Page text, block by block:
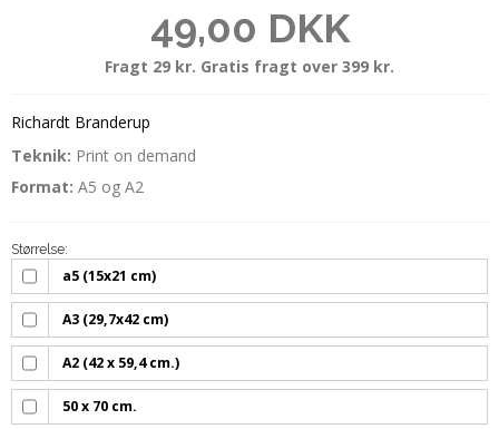
49,00 DKK
Fragt 29 kr. Gratis fragt over 399 kr.
Richardt Branderup
Teknik: Print on demand
Format: A5 og A2
Størrelse:
a5 (15x21 cm)
A3 (29,7x42 cm)
A2 (42 x 59,4 cm.)
50 x 70 cm.